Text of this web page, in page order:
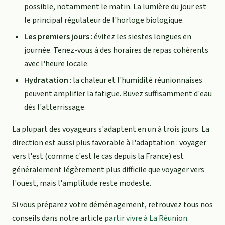
possible, notamment le matin. La lumière du jour est
le principal régulateur de l'horloge biologique.
Les premiers jours: évitez les siestes longues en
journée. Tenez-vous à des horaires de repas cohérents
avec l'heure locale.
Hydratation: la chaleur et l'humidité réunionnaises
peuvent amplifier la fatigue. Buvez suffisamment d'eau
dès l'atterrissage.
La plupart des voyageurs s'adaptent en un à trois jours. La
direction est aussi plus favorable à l'adaptation : voyager
vers l'est (comme c'est le cas depuis la France) est
généralement légèrement plus difficile que voyager vers
l'ouest, mais l'amplitude reste modeste.
Si vous préparez votre déménagement, retrouvez tous nos
conseils dans notre article partir vivre à La Réunion.